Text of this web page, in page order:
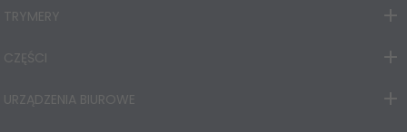
TRYMERY
CZĘŚCI
URZĄDZENIA BIUROWE